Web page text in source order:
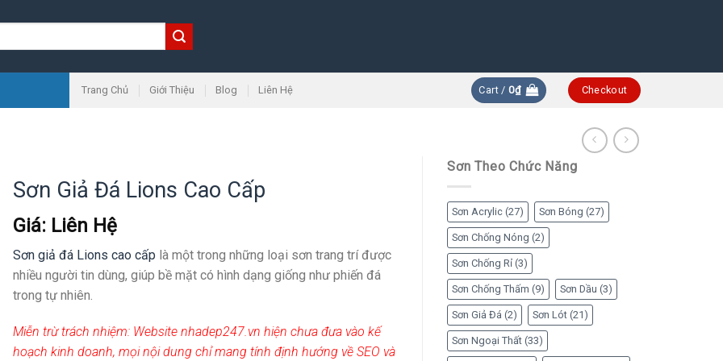
Trang Chủ Giới Thiệu Blog Liên Hệ Cart /0₫ Checkout
Sơn Theo Chức Năng
Sơn Acrylic (27) Sơn Bóng (27)
Sơn Chống Nóng (2)
Sơn Chống Rỉ (3)
Sơn Chống Thấm (9) Sơn Dầu (3)
Sơn Giả Đá (2) Sơn Lót (21)
Sơn Ngoại Thất (33)
Sơn Giả Đá Lions Cao Cấp
Giá: Liên Hệ
Sơn giả đá Lions cao cấp là một trong những loại sơn trang trí được
nhiều người tin dùng, giúp bề mặt có hình dạng giống như phiến đá
trong tự nhiên.
Miễn trừ trách nhiệm: Website nhadep247.vn hiện chưa đưa vào kế
hoạch kinh doanh, mọi nội dung chỉ mang tính định hướng về SEO và